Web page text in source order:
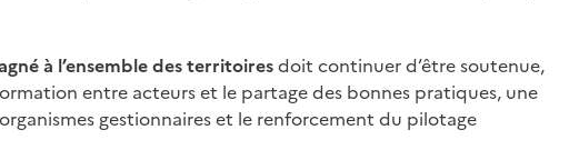
à l’ensemble des territoiresdoit continuer d’être soutenue,
entre acteurs et le partage des bonnes pratiques, une
gestionnaires et le renforcement du pilotage